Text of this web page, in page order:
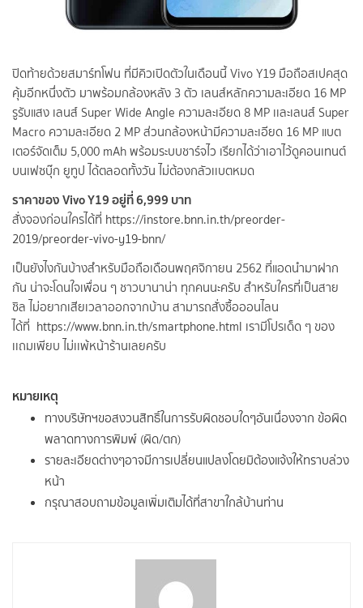
ปิดท้ายด้วยสมาร์ทโฟน ที่มีคิวเปิดตัวในเดือนนี้ Vivo Y19 มือถือสเปคสุด
คุ้มอีกหนึ่งตัว มาพร้อมกล้องหลัง 3 ตัว เลนส์หลักความละเอียด 16 MP
รูรับแสง เลนส์ Super Wide Angle ความละเอียด 8 MP เเละเลนส์ Super
Macro ความละเอียด 2 MP ส่วนกล้องหน้ามีความละเอียด 16 MP แบต
เตอร์จัดเต็ม 5,000 mAh พร้อมระบบชาร์จไว เรียกได้ว่าเอาไว้ดูคอนเทนต์
บนเฟซบุ๊ก ยูทูป ได้ตลอดทั้งวัน ไม่ต้องกลัวเเบตหมด
ราคาของ Vivo Y19 อยู่ที่ 6,999 บาท
สั่งจองก่อนใครได้ที่ https://instore.bnn.in.th/preorder-
2019/preorder-vivo-y19-bnn/
เป็นยังไงกันบ้างสำหรับมือถือเดือนพฤศจิกายน 2562 ที่แอดนำมาฝาก
กัน น่าจะโดนใจเพื่อน ๆ ชาวบานาน่า ทุกคนนะครับ สำหรับใครที่เป็นสาย
ชิล ไม่อยากเสียเวลาออกจากบ้าน สามารถสั่งซื้อออนไลน
ได้ที่ https://www.bnn.in.th/smartphone.html เรามีโปรเด็ด ๆ ของ
เเถมเพียบ ไม่เเพ้หน้าร้านเลยครับ
หมายเหตุ
ทางบริษัทฯขอสงวนสิทธิ์ในการรับผิดชอบใดๆอันเนื่องจาก ข้อผิด
พลาดทางการพิมพ์ (ผิด/ตก)
รายละเอียดต่างๆอาจมีการเปลี่ยนแปลงโดยมิต้องแจ้งให้ทราบล่วง
หน้า
กรุณาสอบถามข้อมูลเพิ่มเติมได้ที่สาขาใกล้บ้านท่าน